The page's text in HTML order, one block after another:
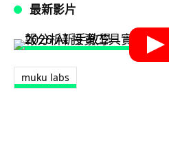
最新影片
muku labs